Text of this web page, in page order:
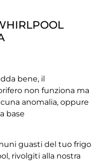
bene, il
non funziona ma
anomalia, oppure
base
guasti del tuo frigo
rivolgiti alla nostra